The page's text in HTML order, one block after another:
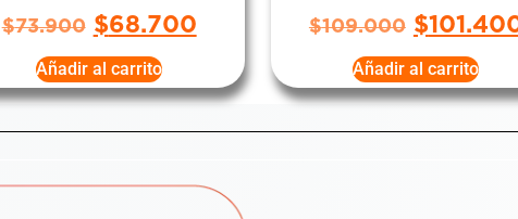
$73.900 $68.700
Añadir al carrito
$109.000 $
Añadir al carrito